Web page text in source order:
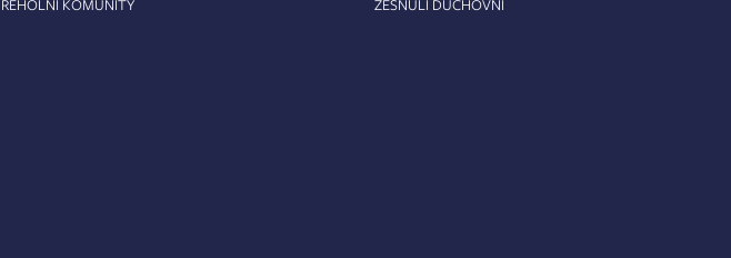
ŘEHOLNÍ KOMUNITY
ZESNULÍ DUCHOVNÍ